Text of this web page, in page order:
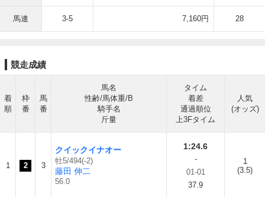
馬連 3-5 7,160円 28
競走成績
着
順
枠
番
馬
番
馬名
性齢/馬体重/B
騎手名
斤量
タイム
着差
通過順位
上3Fタイム
人気
(オッズ)
1 2 3
クイックイナオー
牡5/494(-2)
藤田 伸二
56.0
1:24.6
-
01-01
37.9
1
(3.5)